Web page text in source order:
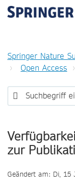
Springer Nature
Open Access
zur
Geändert am: Di, 15